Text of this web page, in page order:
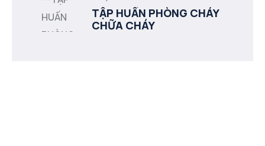
TẬP HUẤN PHÒNG CHÁY
CHỮA CHÁY